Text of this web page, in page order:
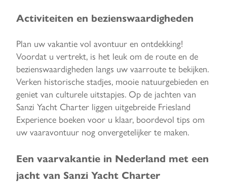
Activiteiten en bezienswaardigheden
Plan uw vakantie vol avontuur en ontdekking!
Voordat u vertrekt, is het leuk om de route en de
bezienswaardigheden langs uw vaarroute te bekijken.
Verken historische stadjes, mooie natuurgebieden en
geniet van culturele uitstapjes. Op de jachten van
Sanzi Yacht Charter liggen uitgebreide Friesland
Experience boeken voor u klaar, boordevol tips om
uw vaaravontuur nog onvergetelijker te maken.
Een vaarvakantie in Nederland met een
jacht van Sanzi Yacht Charter